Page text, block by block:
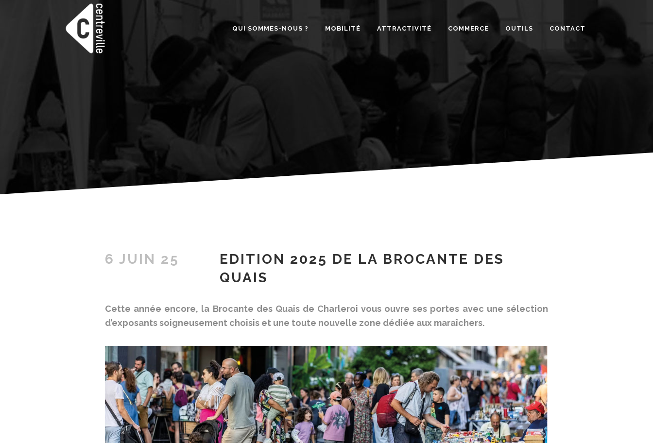
QUI SOMMES-NOUS ? MOBILITÉ ATTRACTIVITÉ COMMERCE OUTILS CONTACT
6 JUIN 25
EDITION 2025 DE LA BROCANTE DES
QUAIS
Cette année encore, la Brocante des Quais de Charleroi vous ouvre ses portes avec une sélection
d’exposants soigneusement choisis et une toute nouvelle zone dédiée aux maraîchers.